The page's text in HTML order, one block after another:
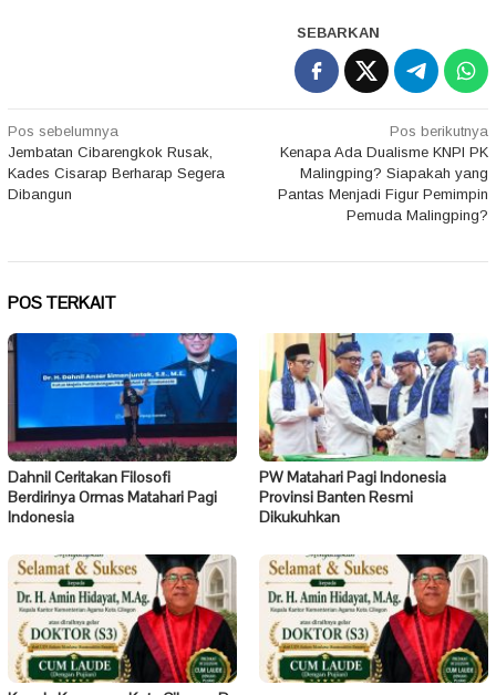
SEBARKAN
Navigasi
pos
Pos sebelumnya
Jembatan Cibarengkok Rusak,
Kades Cisarap Berharap Segera
Dibangun
Pos berikutnya
Kenapa Ada Dualisme KNPI PK
Malingping? Siapakah yang
Pantas Menjadi Figur Pemimpin
Pemuda Malingping?
POS TERKAIT
Dahnil Ceritakan Filosofi
Berdirinya Ormas Matahari Pagi
Indonesia
PW Matahari Pagi Indonesia
Provinsi Banten Resmi
Dikukuhkan